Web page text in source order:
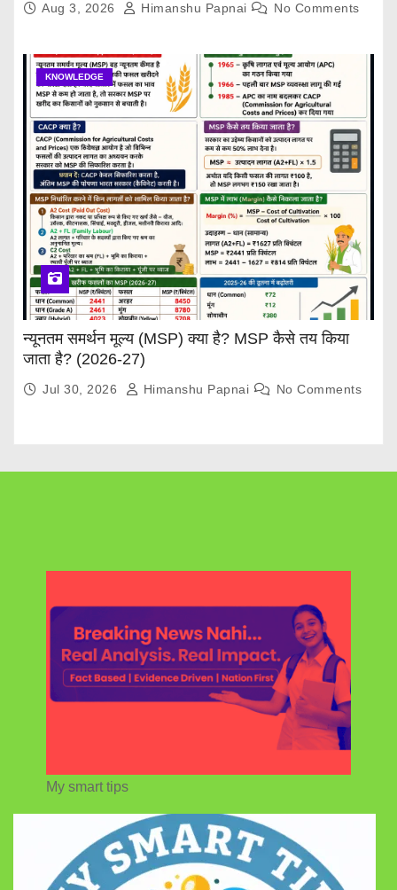
Aug 3, 2026 Himanshu Papnai No Comments
KNOWLEDGE
न्यूनतम समर्थन मूल्य (MSP) क्या है? MSP कैसे तय किया
जाता है? (2026-27)
Jul 30, 2026 Himanshu Papnai No Comments
My smart tips